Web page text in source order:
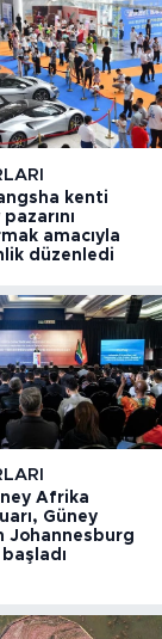
kenti
amacıyla
düzenledi
Afrika
Güney
Johannesburg